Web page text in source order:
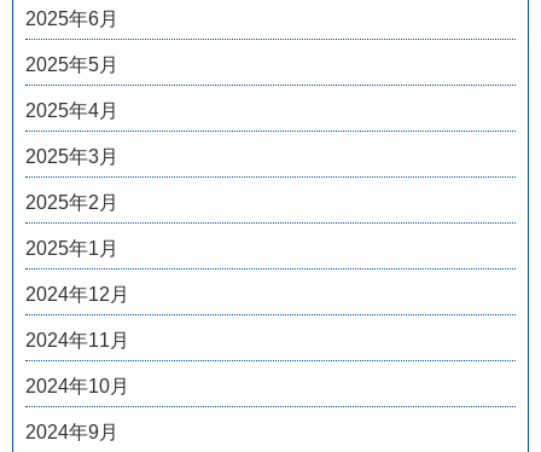
2025年6月
2025年5月
2025年4月
2025年3月
2025年2月
2025年1月
2024年12月
2024年11月
2024年10月
2024年9月